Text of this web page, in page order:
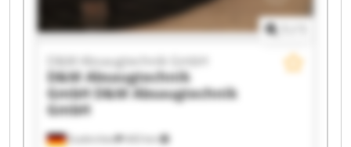
Euskirchen 443 km
D&M Absaugtechnik GmbH
D&M Absaugtechnik
GmbH D&M Absaugtechnik
GmbH